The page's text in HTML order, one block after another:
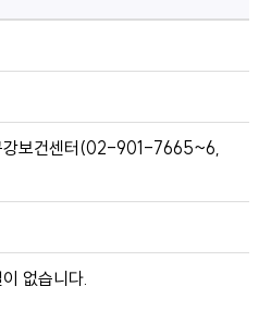
강보건센터(02-901-7665~6,
없습니다.